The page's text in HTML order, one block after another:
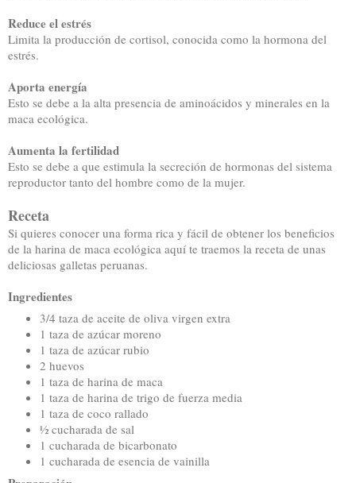
Reduce el estrés
Limita la producción de cortisol, conocida como la hormona del
estrés.
Aporta energía
Esto se debe a la alta presencia de aminoácidos y minerales en la
maca ecológica.
Aumenta la fertilidad
Esto se debe a que estimula la secreción de hormonas del sistema
reproductor tanto del hombre como de la mujer.
Receta
Si quieres conocer una forma rica y fácil de obtener los beneficios
de la harina de maca ecológica aquí te traemos la receta de unas
deliciosas galletas peruanas.
Ingredientes
3/4 taza de aceite de oliva virgen extra
1 taza de azúcar moreno
1 taza de azúcar rubio
2 huevos
1 taza de harina de maca
1 taza de harina de trigo de fuerza media
1 taza de coco rallado
½ cucharada de sal
1 cucharada de bicarbonato
1 cucharada de esencia de vainilla